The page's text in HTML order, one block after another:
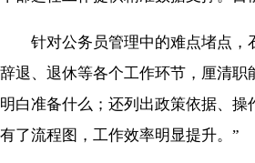
针对公务员管理中的难点堵点，石
辞退、退休等各个工作环节，厘清
明白准备什么；还列出政策依据、
有了流程图，工作效率明显提升。”